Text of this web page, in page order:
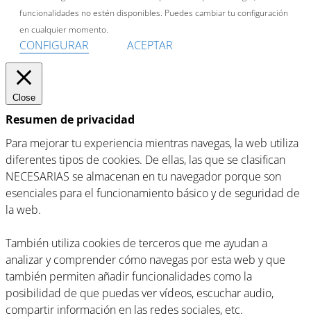
funcionalidades no estén disponibles. Puedes cambiar tu configuración
en cualquier momento.
CONFIGURAR ACEPTAR
Close
Resumen de privacidad
Para mejorar tu experiencia mientras navegas, la web utiliza
diferentes tipos de cookies. De ellas, las que se clasifican
NECESARIAS se almacenan en tu navegador porque son
esenciales para el funcionamiento básico y de seguridad de
la web.
También utiliza cookies de terceros que me ayudan a
analizar y comprender cómo navegas por esta web y que
también permiten añadir funcionalidades como la
posibilidad de que puedas ver vídeos, escuchar audio,
compartir información en las redes sociales, etc.